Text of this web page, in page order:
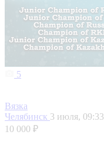
5
Вязка
Челябинск 3 июля, 09:33
10 000 ₽